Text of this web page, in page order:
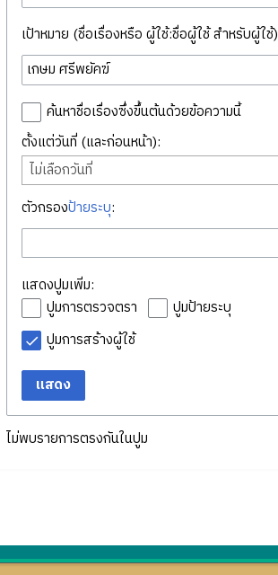
เป้าหมาย (ชื่อเรื่องหรือ ผู้ใช้:ชื่อผู้ใช้ สำหรับผู้ใช้):
ค้นหาชื่อเรื่องซึ่งขึ้นต้นด้วยข้อความนี้
ตั้งแต่วันที่ (และก่อนหน้า):
ไม่เลือกวันที่
ตัวกรองป้ายระบุ:
แสดงปูมเพิ่ม:
ปูมการตรวจตรา
ปูมป้ายระบุ
ปูมการสร้างผู้ใช้
แสดง
ไม่พบรายการตรงกันในปูม